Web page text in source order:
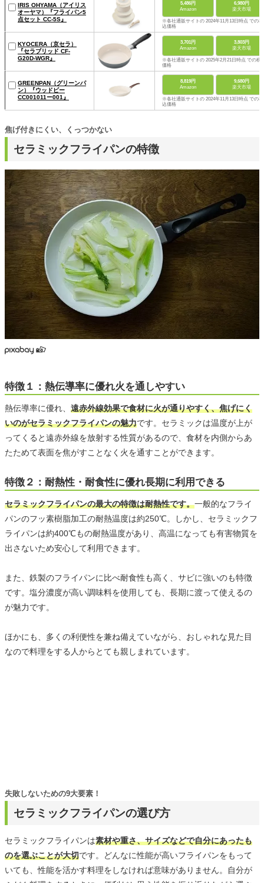
IRIS OHYAMA（アイリス
オーヤマ）『フライパン5
点セット CC-5S』
5,486円
Amazon
6,980円
楽天市場
※各社通販サイトの 2024年11月13日時点 での税
込価格
KYOCERA（京セラ）
『セラブリッド CF-
G20D-WGR』
3,701円
Amazon
3,803円
楽天市場
※各社通販サイトの 2025年2月21日時点 での税
価格
GREENPAN（グリーンパ
ン）『ウッドビー
CC001011ー001』
8,819円
Amazon
9,680円
楽天市場
※各社通販サイトの 2024年11月13日時点 での税
込価格
セラミックフライパンの特徴
焦げ付きにくい、くっつかない
特徴１：熱伝導率に優れ火を通しやすい
熱伝導率に優れ、 遠赤外線効果で食材に火が通りやすく、焦げにく
いのがセラミックフライパンの魅力です。セラミックは温度が上が
ってくると遠赤外線を放射する性質があるので、食材を内側からあ
たためて表面を焦がすことなく火を通すことができます。
特徴２：耐熱性・耐食性に優れ長期に利用できる
セラミックフライパンの最大の特徴は耐熱性です。一般的なフライ
パンのフッ素樹脂加工の耐熱温度は約250℃。しかし、セラミックフ
ライパンは約400℃もの耐熱温度があり、高温になっても有害物質を
出さないため安心して利用できます。
また、鉄製のフライパンに比べ耐食性も高く、サビに強いのも特徴
です。塩分濃度が高い調味料を使用しても、長期に渡って使えるの
が魅力です。
ほかにも、多くの利便性を兼ね備えていながら、おしゃれな見た目
なので料理をする人からとても親しまれています。
セラミックフライパンの選び方
失敗しないための9大要素！
セラミックフライパンは素材や重さ、サイズなどで自分にあったも
のを選ぶことが大切です。どんなに性能が高いフライパンをもって
いても、性能を活かす料理をしなければ意味がありません。自分が